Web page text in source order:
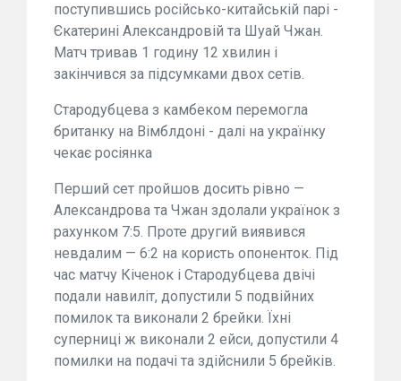
поступившись російсько-китайській парі -
Єкатерині Александровій та Шуай Чжан.
Матч тривав 1 годину 12 хвилин і
закінчився за підсумками двох сетів.
Стародубцева з камбеком перемогла
британку на Вімблдоні - далі на українку
чекає росіянка
Перший сет пройшов досить рівно —
Александрова та Чжан здолали українок з
рахунком 7:5. Проте другий виявився
невдалим — 6:2 на користь опоненток. Під
час матчу Кіченок і Стародубцева двічі
подали навиліт, допустили 5 подвійних
помилок та виконали 2 брейки. Їхні
суперниці ж виконали 2 ейси, допустили 4
помилки на подачі та здійснили 5 брейків.